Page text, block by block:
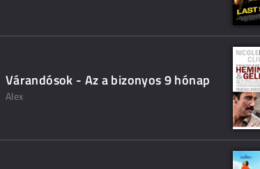
Várandósok - Az a bizonyos 9 hónap
Alex